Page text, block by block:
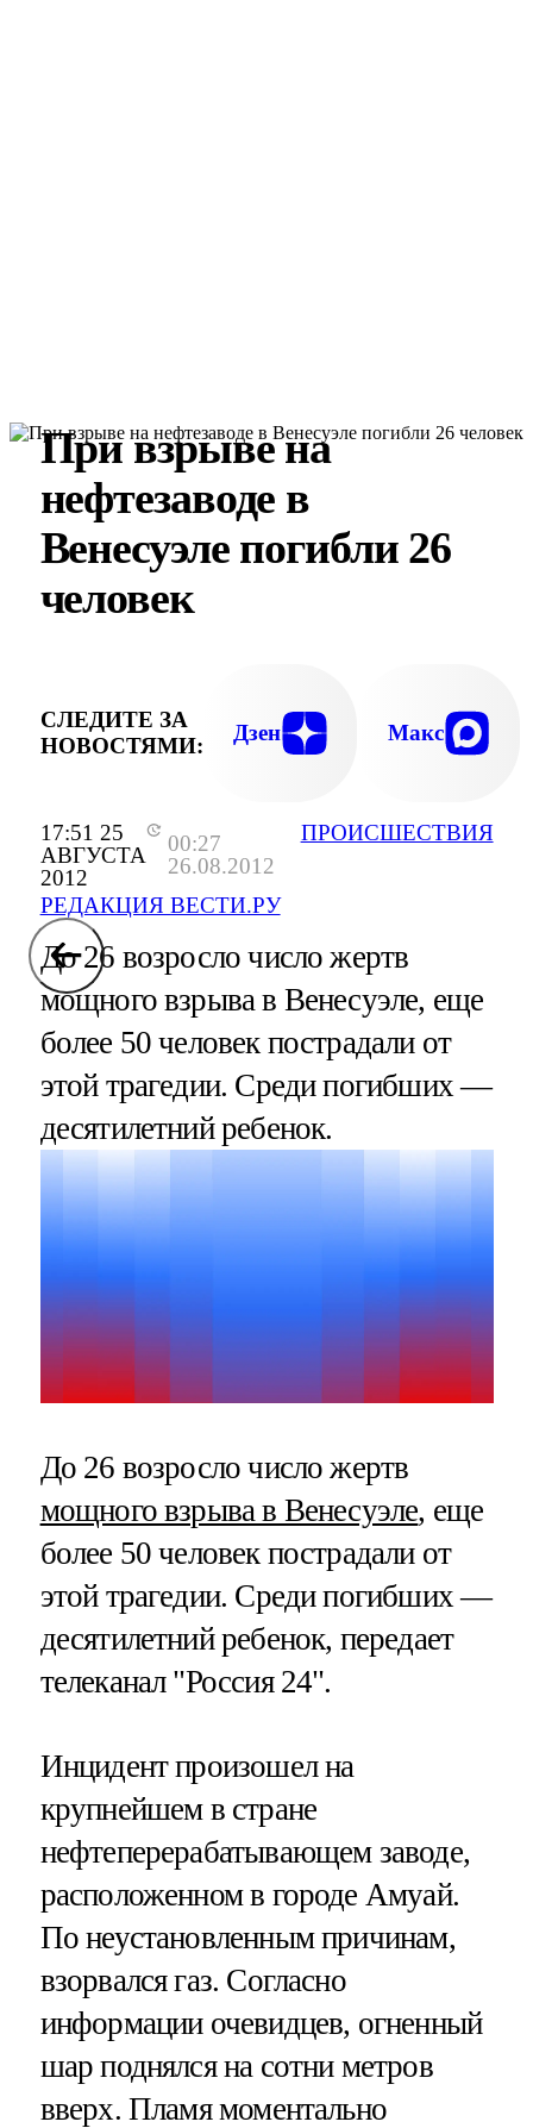
17:51 25
АВГУСТА
2012
00:27
26.08.2012
РЕДАКЦИЯ ВЕСТИ.РУ
ПРОИСШЕСТВИЯ
При взрыве на
нефтезаводе в
Венесуэле погибли 26
человек
СЛЕДИТЕ ЗА
НОВОСТЯМИ:
Дзен Макс
До 26 возросло число жертв
мощного взрыва в Венесуэле, еще
более 50 человек пострадали от
этой трагедии. Среди погибших —
десятилетний ребенок.
До 26 возросло число жертв
мощного взрыва в Венесуэле, еще
более 50 человек пострадали от
этой трагедии. Среди погибших —
десятилетний ребенок, передает
телеканал "Россия 24".
Инцидент произошел на
крупнейшем в стране
нефтеперерабатывающем заводе,
расположенном в городе Амуай.
По неустановленным причинам,
взорвался газ. Согласно
информации очевидцев, огненный
шар поднялся на сотни метров
вверх. Пламя моментально